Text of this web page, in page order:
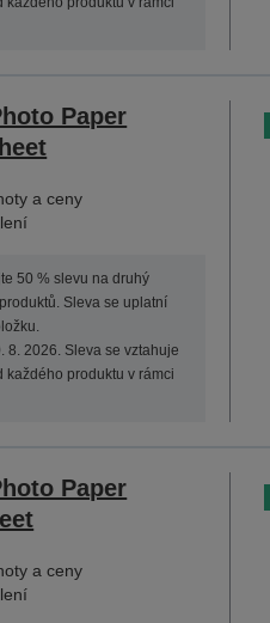
Paper
a ceny
50 % slevu na druhý
Sleva se uplatní
8. 2026. Sleva se vztahuje
každého produktu v rámci
Paper
a ceny